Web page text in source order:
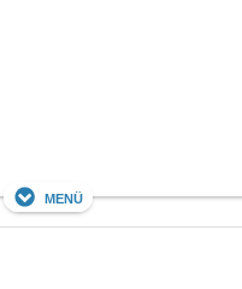
Menü